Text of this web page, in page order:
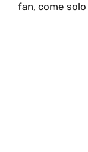
fan, come